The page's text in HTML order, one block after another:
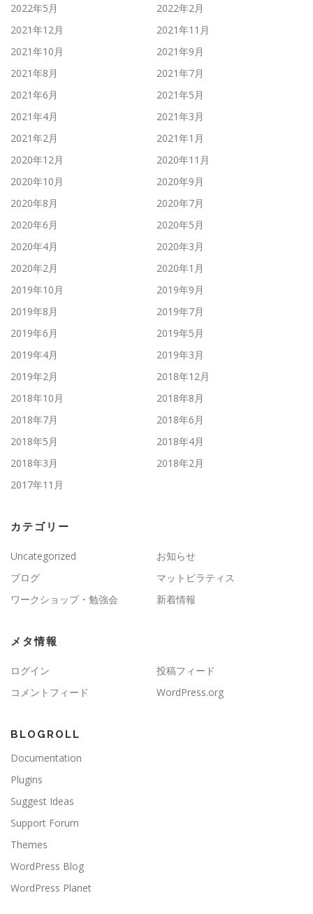
2022年5月
2022年2月
2021年12月
2021年11月
2021年10月
2021年9月
2021年8月
2021年7月
2021年6月
2021年5月
2021年4月
2021年3月
2021年2月
2021年1月
2020年12月
2020年11月
2020年10月
2020年9月
2020年8月
2020年7月
2020年6月
2020年5月
2020年4月
2020年3月
2020年2月
2020年1月
2019年10月
2019年9月
2019年8月
2019年7月
2019年6月
2019年5月
2019年4月
2019年3月
2019年2月
2018年12月
2018年10月
2018年8月
2018年7月
2018年6月
2018年5月
2018年4月
2018年3月
2018年2月
2017年11月
カテゴリー
Uncategorized
お知らせ
ブログ
マットピラティス
ワークショップ・勉強会
新着情報
メタ情報
ログイン
投稿フィード
コメントフィード
WordPress.org
BLOGROLL
Documentation
Plugins
Suggest Ideas
Support Forum
Themes
WordPress Blog
WordPress Planet